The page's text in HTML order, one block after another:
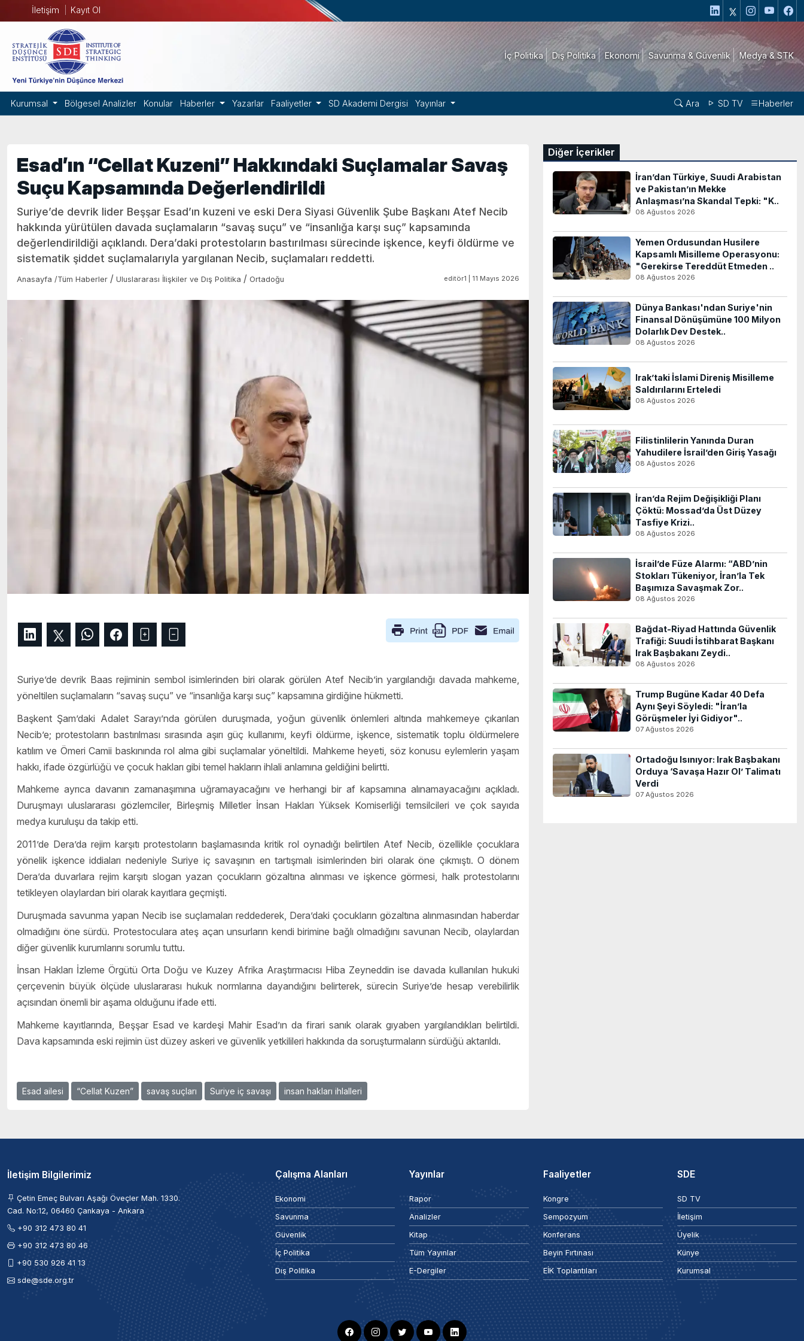
İletişim Kayıt Ol
İç Politika Dış Politika Ekonomi Savunma & Güvenlik Medya & STK
Kurumsal Bölgesel Analizler Konular Haberler Yazarlar Faaliyetler SD Akademi Dergisi Yayınlar Ara SD TV Haberler
Esad’ın “Cellat Kuzeni” Hakkındaki Suçlamalar Savaş
Suçu Kapsamında Değerlendirildi
Suriye’de devrik lider Beşşar Esad’ın kuzeni ve eski Dera Siyasi Güvenlik Şube Başkanı Atef Necib
hakkında yürütülen davada suçlamaların “savaş suçu” ve “insanlığa karşı suç” kapsamında
değerlendirildiği açıklandı. Dera’daki protestoların bastırılması sürecinde işkence, keyfi öldürme ve
sistematik şiddet suçlamalarıyla yargılanan Necib, suçlamaları reddetti.
Anasayfa /Tüm Haberler / Uluslararası İlişkiler ve Dış Politika / Ortadoğu editör1 | 11 Mayıs 2026
Suriye’de devrik Baas rejiminin sembol isimlerinden biri olarak görülen Atef Necib’in yargılandığı davada mahkeme,
yöneltilen suçlamaların “savaş suçu” ve “insanlığa karşı suç” kapsamına girdiğine hükmetti.
Başkent Şam’daki Adalet Sarayı’nda görülen duruşmada, yoğun güvenlik önlemleri altında mahkemeye çıkarılan
Necib’e; protestoların bastırılması sırasında aşırı güç kullanımı, keyfi öldürme, işkence, sistematik toplu öldürmelere
katılım ve Ömeri Camii baskınında rol alma gibi suçlamalar yöneltildi. Mahkeme heyeti, söz konusu eylemlerin yaşam
hakkı, ifade özgürlüğü ve çocuk hakları gibi temel hakların ihlali anlamına geldiğini belirtti.
Mahkeme ayrıca davanın zamanaşımına uğramayacağını ve herhangi bir af kapsamına alınamayacağını açıkladı.
Duruşmayı uluslararası gözlemciler, Birleşmiş Milletler İnsan Hakları Yüksek Komiserliği temsilcileri ve çok sayıda
medya kuruluşu da takip etti.
2011’de Dera’da rejim karşıtı protestoların başlamasında kritik rol oynadığı belirtilen Atef Necib, özellikle çocuklara
yönelik işkence iddiaları nedeniyle Suriye iç savaşının en tartışmalı isimlerinden biri olarak öne çıkmıştı. O dönem
Dera’da duvarlara rejim karşıtı slogan yazan çocukların gözaltına alınması ve işkence görmesi, halk protestolarını
tetikleyen olaylardan biri olarak kayıtlara geçmişti.
Duruşmada savunma yapan Necib ise suçlamaları reddederek, Dera’daki çocukların gözaltına alınmasından haberdar
olmadığını öne sürdü. Protestoculara ateş açan unsurların kendi birimine bağlı olmadığını savunan Necib, olaylardan
diğer güvenlik kurumlarını sorumlu tuttu.
İnsan Hakları İzleme Örgütü Orta Doğu ve Kuzey Afrika Araştırmacısı Hiba Zeyneddin ise davada kullanılan hukuki
çerçevenin büyük ölçüde uluslararası hukuk normlarına dayandığını belirterek, sürecin Suriye’de hesap verebilirlik
açısından önemli bir aşama olduğunu ifade etti.
Mahkeme kayıtlarında, Beşşar Esad ve kardeşi Mahir Esad’ın da firari sanık olarak gıyaben yargılandıkları belirtildi.
Dava kapsamında eski rejimin üst düzey askeri ve güvenlik yetkilileri hakkında da soruşturmaların sürdüğü aktarıldı.
Esad ailesi “Cellat Kuzen” savaş suçları Suriye iç savaşı insan hakları ihlalleri
Diğer İçerikler
İran’dan Türkiye, Suudi Arabistan
ve Pakistan’ın Mekke
Anlaşması’na Skandal Tepki: "K..
08 Ağustos 2026
Yemen Ordusundan Husilere
Kapsamlı Misilleme Operasyonu:
"Gerekirse Tereddüt Etmeden ..
08 Ağustos 2026
Dünya Bankası'ndan Suriye'nin
Finansal Dönüşümüne 100 Milyon
Dolarlık Dev Destek..
08 Ağustos 2026
Irak’taki İslami Direniş Misilleme
Saldırılarını Erteledi
08 Ağustos 2026
Filistinlilerin Yanında Duran
Yahudilere İsrail’den Giriş Yasağı
08 Ağustos 2026
İran’da Rejim Değişikliği Planı
Çöktü: Mossad’da Üst Düzey
Tasfiye Krizi..
08 Ağustos 2026
İsrail’de Füze Alarmı: “ABD’nin
Stokları Tükeniyor, İran’la Tek
Başımıza Savaşmak Zor..
08 Ağustos 2026
Bağdat-Riyad Hattında Güvenlik
Trafiği: Suudi İstihbarat Başkanı
Irak Başbakanı Zeydi..
08 Ağustos 2026
Trump Bugüne Kadar 40 Defa
Aynı Şeyi Söyledi: "İran’la
Görüşmeler İyi Gidiyor"..
07 Ağustos 2026
Ortadoğu Isınıyor: Irak Başbakanı
Orduya ‘Savaşa Hazır Ol’ Talimatı
Verdi
07 Ağustos 2026
İletişim Bilgilerimiz
Çetin Emeç Bulvarı Aşağı Öveçler Mah. 1330.
Cad. No:12, 06460 Çankaya - Ankara
+90 312 473 80 41
+90 312 473 80 46
+90 530 926 41 13
sde@sde.org.tr
Çalışma Alanları
Ekonomi
Savunma
Güvenlik
İç Politika
Dış Politika
Yayınlar
Rapor
Analizler
Kitap
Tüm Yayınlar
E-Dergiler
Faaliyetler
Kongre
Sempozyum
Konferans
Beyin Fırtınası
EİK Toplantıları
SDE
SD TV
İletişim
Üyelik
Künye
Kurumsal